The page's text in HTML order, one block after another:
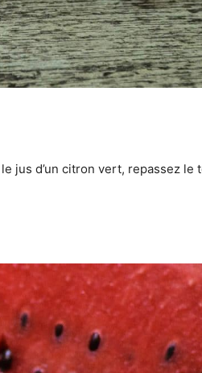
jus d’un citron vert, repassez le